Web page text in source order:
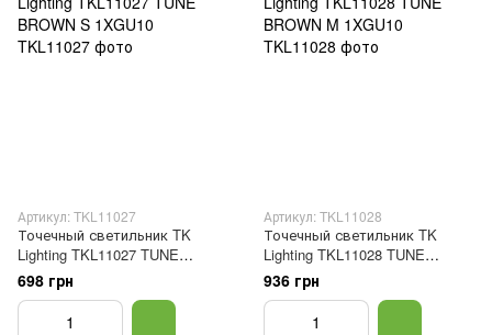
Артикул: TKL11027
Точечный светильник TK
Lighting TKL11027 TUNE
BROWN S 1XGU10
698 грн
Артикул: TKL11028
Точечный светильник TK
Lighting TKL11028 TUNE
BROWN M 1XGU10
936 грн